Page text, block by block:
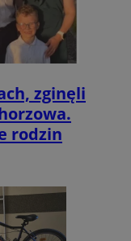
zginęli
rodzin